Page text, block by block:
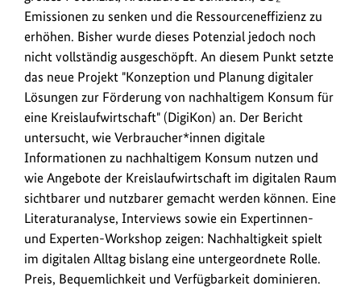
Emissionen zu senken und die Ressourceneffizienz zu
erhöhen. Bisher wurde dieses Potenzial jedoch noch
nicht vollständig ausgeschöpft. An diesem Punkt setzte
das neue Projekt "Konzeption und Planung digitaler
Lösungen zur Förderung von nachhaltigem Konsum für
eine Kreislaufwirtschaft" (DigiKon) an. Der Bericht
untersucht, wie Verbraucher*innen digitale
Informationen zu nachhaltigem Konsum nutzen und
wie Angebote der Kreislaufwirtschaft im digitalen Raum
sichtbarer und nutzbarer gemacht werden können. Eine
Literaturanalyse, Interviews sowie ein Expertinnen-
und Experten-Workshop zeigen: Nachhaltigkeit spielt
im digitalen Alltag bislang eine untergeordnete Rolle.
Preis, Bequemlichkeit und Verfügbarkeit dominieren.